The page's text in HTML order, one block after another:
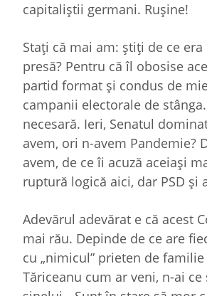
capitaliştii germani. Ruşine!
Staţi că mai am: ştiţi de ce
presă? Pentru că îl obosise
partid format şi condus de
campanii electorale de
necesară. Ieri, Senatul
avem, ori n-avem Pandemie?
avem, de ce îi acuză aceiaşi
ruptură logică aici, dar PSD şi
Adevărul adevărat e că acest
mai rău. Depinde de ce are
cu „nimicul” prieten de
Tăriceanu cum ar veni, n-ai